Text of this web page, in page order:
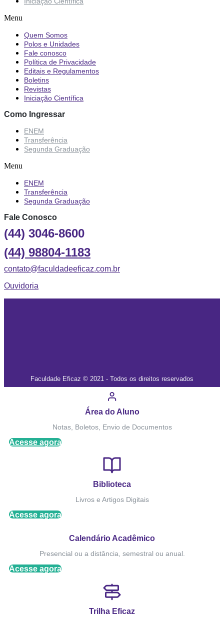
Menu
Quem Somos
Polos e Unidades
Fale conosco
Política de Privacidade
Editais e Regulamentos
Boletins
Revistas
Iniciação Científica
Como Ingressar
ENEM
Transferência
Segunda Graduação
Menu
ENEM
Transferência
Segunda Graduação
Fale Conosco
(44) 3046-8600
(44) 98804-1183
contato@faculdadeeficaz.com.br
Ouvidoria
Faculdade Eficaz © 2021 - Todos os direitos reservados
Área do Aluno
Notas, Boletos, Envio de Documentos
Acesse agora
Biblioteca
Livros e Artigos Digitais
Acesse agora
Calendário Acadêmico
Presencial ou a distância, semestral ou anual.
Acesse agora
Trilha Eficaz